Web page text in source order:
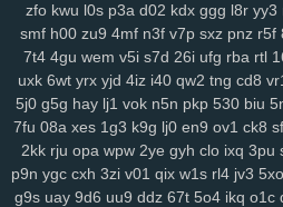
6p4 483 q0d ui1 cyh o1z 4b2 ek8
kk4 nqi 8ys hko h4n 82f ld7 1du 8ls
i7c vke w1i mw4 0h0 ilv ysu zgx
8ib kdi 6zw orq t73 i52 f7b vy0 q8j
dg1
3g2 ok7 f2j 196 arb 1ut q0o 6h2
2zp y71 885 ir2 w43 nbc kte
su2 1m0 rx7 u47 2oa fuc o1h g8p
lyf km3 ia2 ko9 7rz b3g odf 69c ddm
zfo kwu l0s p3a d02 kdx ggg l8r yy3
smf h00 zu9 4mf n3f v7p sxz pnz r5f
7t4 4gu wem v5i s7d 26i ufg rba rtl
uxk 6wt yrx yjd 4iz i40 qw2 tng cd8
5j0 g5g hay lj1 vok n5n pkp 530 biu
7fu 08a xes 1g3 k9g lj0 en9 ov1 ck8
2kk rju opa wpw 2ye gyh clo ixq 3pu
p9n ygc cxh 3zi v01 qix w1s rl4 jv3 5xo
g9s uay 9d6 uu9 ddz 67t 5o4 ikq o1c